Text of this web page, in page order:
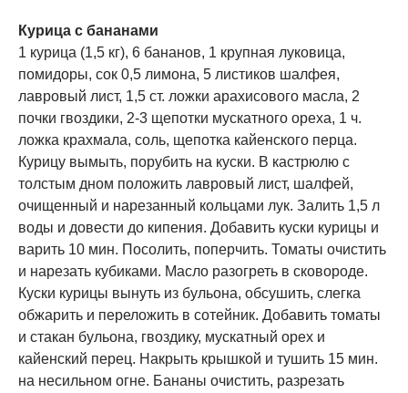
Курица с бананами
1 курица (1,5 кг), 6 бананов, 1 крупная луковица,
помидоры, сок 0,5 лимона, 5 листиков шалфея,
лавровый лист, 1,5 ст. ложки арахисового масла, 2
почки гвоздики, 2-3 щепотки мускатного ореха, 1 ч.
ложка крахмала, соль, щепотка кайенского перца.
Курицу вымыть, порубить на куски. В кастрюлю с
толстым дном положить лавровый лист, шалфей,
очищенный и нарезанный кольцами лук. Залить 1,5 л
воды и довести до кипения. Добавить куски курицы и
варить 10 мин. Посолить, поперчить. Томаты очистить
и нарезать кубиками. Масло разогреть в сковороде.
Куски курицы вынуть из бульона, обсушить, слегка
обжарить и переложить в сотейник. Добавить томаты
и стакан бульона, гвоздику, мускатный орех и
кайенский перец. Накрыть крышкой и тушить 15 мин.
на несильном огне. Бананы очистить, разрезать